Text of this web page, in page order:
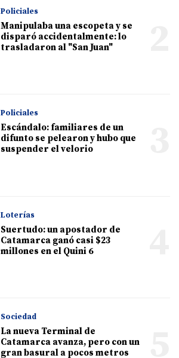
Policiales
Manipulaba una escopeta y se
disparó accidentalmente: lo
trasladaron al "San Juan"
Policiales
Escándalo: familiares de un
difunto se pelearon y hubo que
suspender el velorio
Loterías
Suertudo: un apostador de
Catamarca ganó casi $23
millones en el Quini 6
Sociedad
La nueva Terminal de
Catamarca avanza, pero con un
gran basural a pocos metros